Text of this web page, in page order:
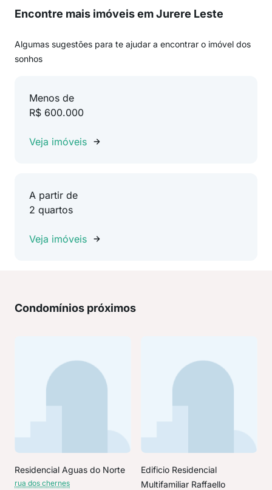
Encontre mais imóveis em Jurere Leste
Algumas sugestões para te ajudar a encontrar o imóvel dos
sonhos
Menos de
R$ 600.000
Veja imóveis
A partir de
2 quartos
Veja imóveis
Condomínios próximos
Residencial Aguas do Norte
rua dos chernes
Edificio Residencial
Multifamiliar Raffaello